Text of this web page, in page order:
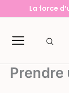
au
La force